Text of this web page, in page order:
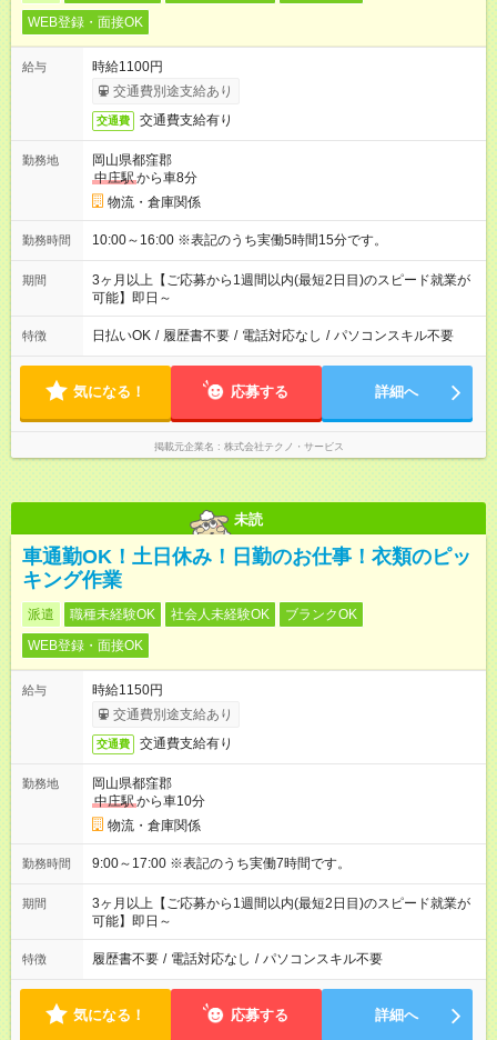
WEB登録・面接OK
給与
時給1100円
交通費別途支給あり
交通費 交通費支給有り
勤務地
岡山県都窪郡
中庄駅から車8分
物流・倉庫関係
勤務時間 10:00～16:00 ※表記のうち実働5時間15分です。
期間
3ヶ月以上【ご応募から1週間以内(最短2日目)のスピード就業が
可能】即日～
特徴 日払いOK / 履歴書不要 / 電話対応なし / パソコンスキル不要
気になる！ 応募する 詳細へ
掲載元企業名 株式会社テクノ・サービス
未読
車通勤OK！土日休み！日勤のお仕事！衣類のピッ
キング作業
派遣 職種未経験OK 社会人未経験OK
ブランクOK
WEB登録・面接OK
給与
時給1150円
交通費別途支給あり
交通費 交通費支給有り
勤務地
岡山県都窪郡
中庄駅から車10分
物流・倉庫関係
勤務時間 9:00～17:00 ※表記のうち実働7時間です。
期間
3ヶ月以上【ご応募から1週間以内(最短2日目)のスピード就業が
可能】即日～
特徴 履歴書不要 / 電話対応なし / パソコンスキル不要
気になる！ 応募する 詳細へ